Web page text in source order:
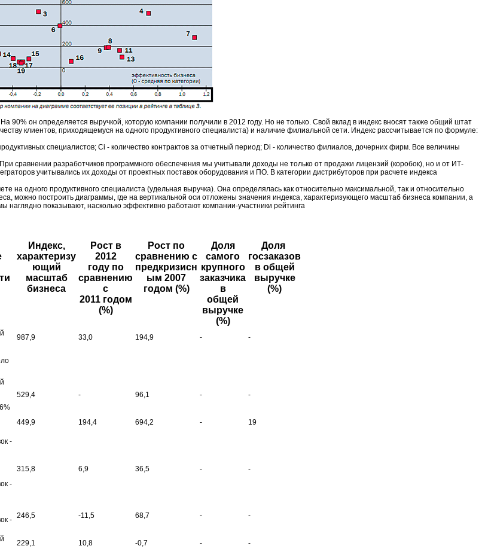
он определяется выручкой, которую компании получили в 2012 году. Но не только. Свой вклад в индекс вносят также общий штат
клиентов, приходящемуся на одного продуктивного специалиста) и наличие филиальной сети. Индекс рассчитывается по формуле:
специалистов; Ci - количество контрактов за отчетный период; Di - количество филиалов, дочерних фирм. Все величины
сравнении разработчиков программного обеспечения мы учитывали доходы не только от продажи лицензий (коробок), но и от ИТ-
учитывались их доходы от проектных поставок оборудования и ПО. В категории дистрибуторов при расчете индекса
на одного продуктивного специалиста (удельная выручка). Она определялась как относительно максимальной, так и относительно
можно построить диаграммы, где на вертикальной оси отложены значения индекса, характеризующего масштаб бизнеса компании, а
наглядно показывают, насколько эффективно работают компании-участники рейтинга
Индекс,
характеризу
ющий
масштаб
бизнеса
Рост в
2012
году по
сравнению
с
2011 годом
(%)
Рост по
сравнению с
предкризисн
ым 2007
годом (%)
Доля
самого
крупного
заказчика
в
общей
выручке
(%)
Доля
госзаказов
в общей
выручке
(%)
987,9 33,0 194,9 -
-
529,4 - 96,1 - -
449,9 194,4 694,2 -
19
-
315,8 6,9 36,5 - -
-
- 246,5 -11,5 68,7 - -
229,1 10,8 -0,7 - -